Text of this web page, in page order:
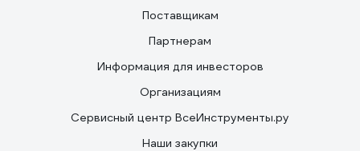
Поставщикам
Партнерам
Информация для инвесторов
Организациям
Сервисный центр ВсеИнструменты.ру
Наши закупки